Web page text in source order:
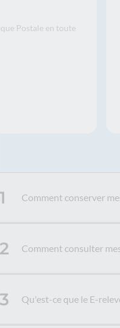
Postale en toute
Comment conserver
Comment consulter
Qu'est-ce que le E-